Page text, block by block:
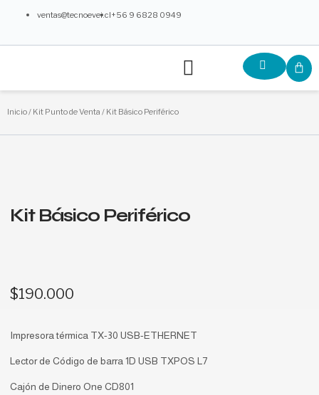
ventas@tecnoevei.cl+56 9 6828 0949
Menú
Inicio/ Kit Punto de Venta / Kit Básico Periférico
Kit Básico Periférico
$190.000
Impresora térmica TX-30 USB-ETHERNET
Lector de Código de barra 1D USB TXPOS L7
Cajón de Dinero One CD801